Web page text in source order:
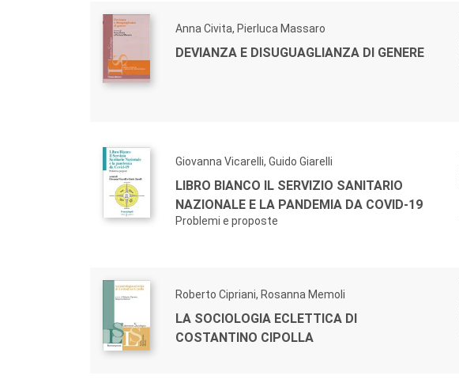
Anna Civita, Pierluca Massaro
DEVIANZA E DISUGUAGLIANZA DI GENERE
Giovanna Vicarelli, Guido Giarelli
LIBRO BIANCO IL SERVIZIO SANITARIO
NAZIONALE E LA PANDEMIA DA COVID-19
Problemi e proposte
Roberto Cipriani, Rosanna Memoli
LA SOCIOLOGIA ECLETTICA DI
COSTANTINO CIPOLLA